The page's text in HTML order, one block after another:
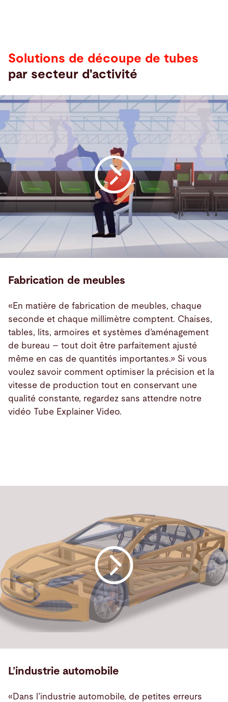
Solutions de découpe de tubes
par secteur d'activité
Fabrication de meubles
«En matière de fabrication de meubles, chaque
seconde et chaque millimètre comptent. Chaises,
tables, lits, armoires et systèmes d’aménagement
de bureau – tout doit être parfaitement ajusté
même en cas de quantités importantes.» Si vous
voulez savoir comment optimiser la précision et la
vitesse de production tout en conservant une
qualité constante, regardez sans attendre notre
vidéo Tube Explainer Video.
L’industrie automobile
«Dans l’industrie automobile, de petites erreurs